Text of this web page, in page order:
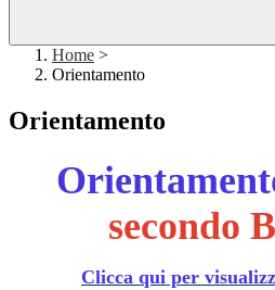
Home >
Orientamento
Orientamento
secondo
Clicca qui per